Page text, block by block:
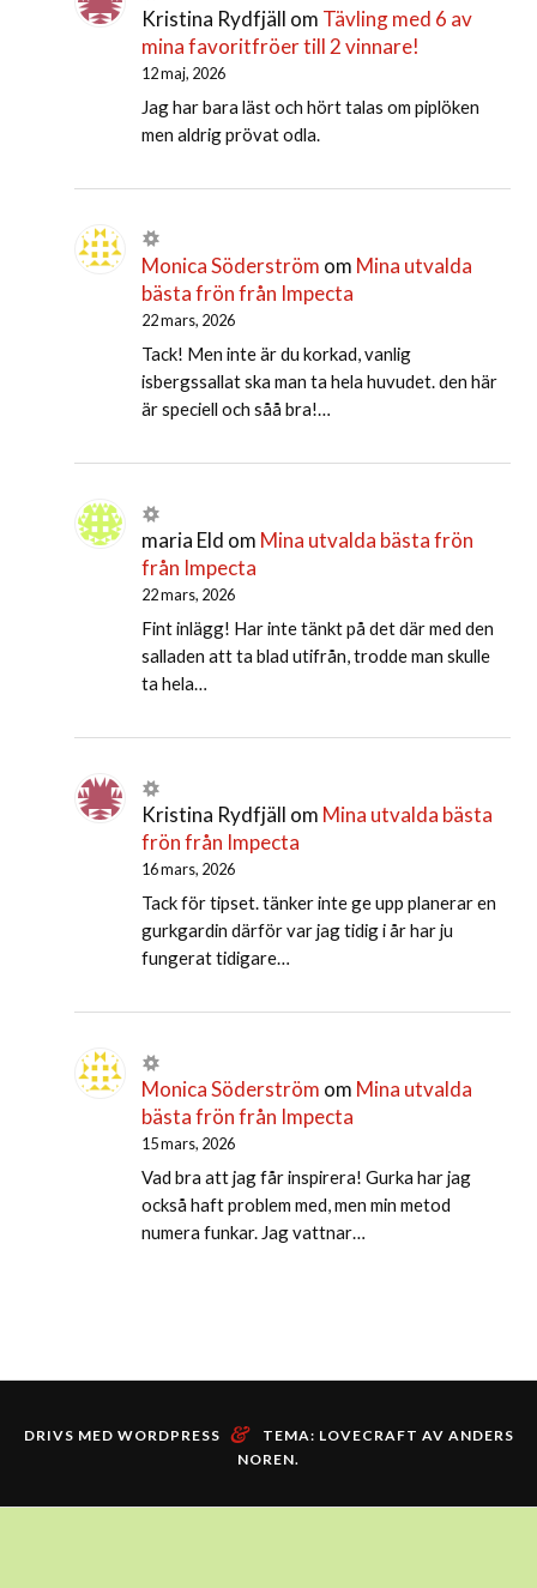
Kristina Rydfjäll om Tävling med 6 av
mina favoritfröer till 2 vinnare!
12 maj, 2026
Jag har bara läst och hört talas om piplöken
men aldrig prövat odla.
Monica Söderström om Mina utvalda
bästa frön från Impecta
22 mars, 2026
Tack! Men inte är du korkad, vanlig
isbergssallat ska man ta hela huvudet. den här
är speciell och såå bra!…
maria Eld om Mina utvalda bästa frön
från Impecta
22 mars, 2026
Fint inlägg! Har inte tänkt på det där med den
salladen att ta blad utifrån, trodde man skulle
ta hela…
Kristina Rydfjäll om Mina utvalda bästa
frön från Impecta
16 mars, 2026
Tack för tipset. tänker inte ge upp planerar en
gurkgardin därför var jag tidig i år har ju
fungerat tidigare…
Monica Söderström om Mina utvalda
bästa frön från Impecta
15 mars, 2026
Vad bra att jag får inspirera! Gurka har jag
också haft problem med, men min metod
numera funkar. Jag vattnar…
DRIVS MED WORDPRESS & TEMA: LOVECRAFT AV ANDERS
NOREN.